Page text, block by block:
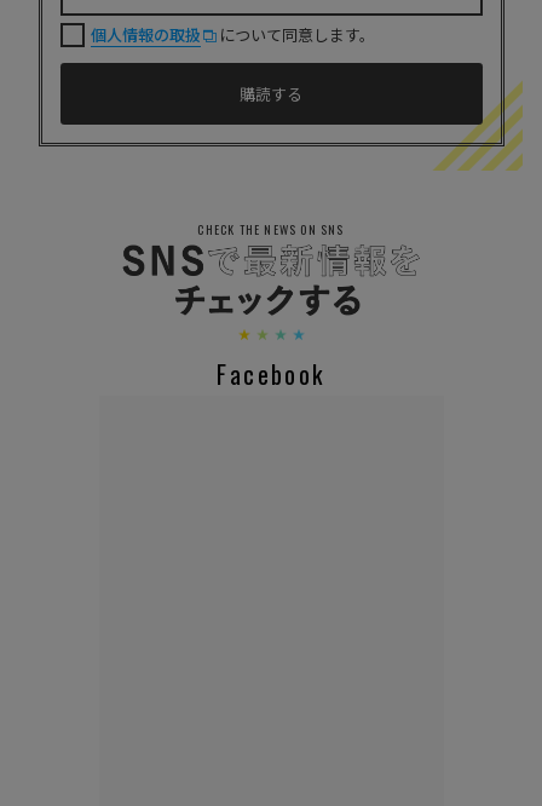
個人情報の取扱 について同意します。
CHECK THE NEWS ON SNS
Facebook